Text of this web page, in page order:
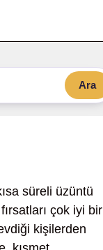
Ara
süreli üzüntü
çok iyi bir
kişilerden